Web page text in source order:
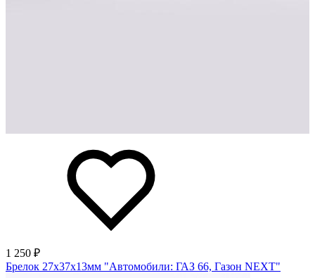
1 250 ₽
Брелок 27х37х13мм "Автомобили: ГАЗ 66, Газон NEXT"